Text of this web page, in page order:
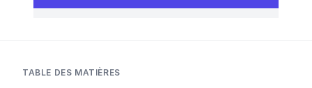
TABLE DES MATIÈRES